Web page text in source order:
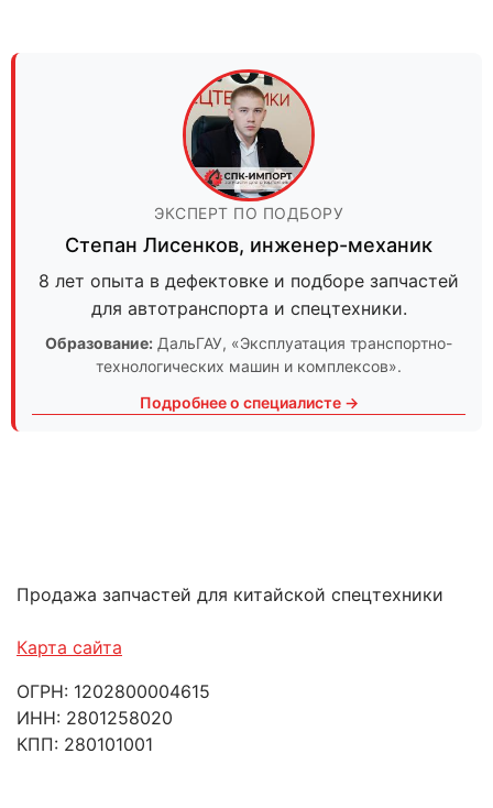
ЭКСПЕРТ ПО ПОДБОРУ
Степан Лисенков, инженер-механик
8 лет опыта в дефектовке и подборе запчастей
для автотранспорта и спецтехники.
Образование: ДальГАУ, «Эксплуатация транспортно-
технологических машин и комплексов».
Подробнее о специалисте →
Продажа запчастей для китайской спецтехники
Карта сайта
ОГРН: 1202800004615
ИНН: 2801258020
КПП: 280101001